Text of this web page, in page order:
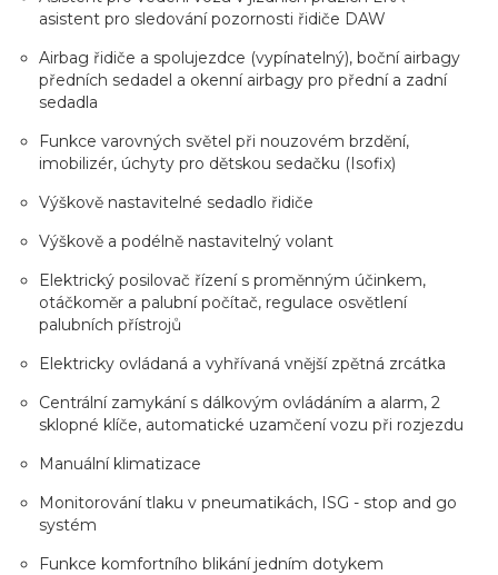
asistent pro sledování pozornosti řidiče DAW
Airbag řidiče a spolujezdce (vypínatelný), boční airbagy
předních sedadel a okenní airbagy pro přední a zadní
sedadla
Funkce varovných světel při nouzovém brzdění,
imobilizér, úchyty pro dětskou sedačku (Isofix)
Výškově nastavitelné sedadlo řidiče
Výškově a podélně nastavitelný volant
Elektrický posilovač řízení s proměnným účinkem,
otáčkoměr a palubní počítač, regulace osvětlení
palubních přístrojů
Elektricky ovládaná a vyhřívaná vnější zpětná zrcátka
Centrální zamykání s dálkovým ovládáním a alarm, 2
sklopné klíče, automatické uzamčení vozu při rozjezdu
Manuální klimatizace
Monitorování tlaku v pneumatikách, ISG - stop and go
systém
Funkce komfortního blikání jedním dotykem